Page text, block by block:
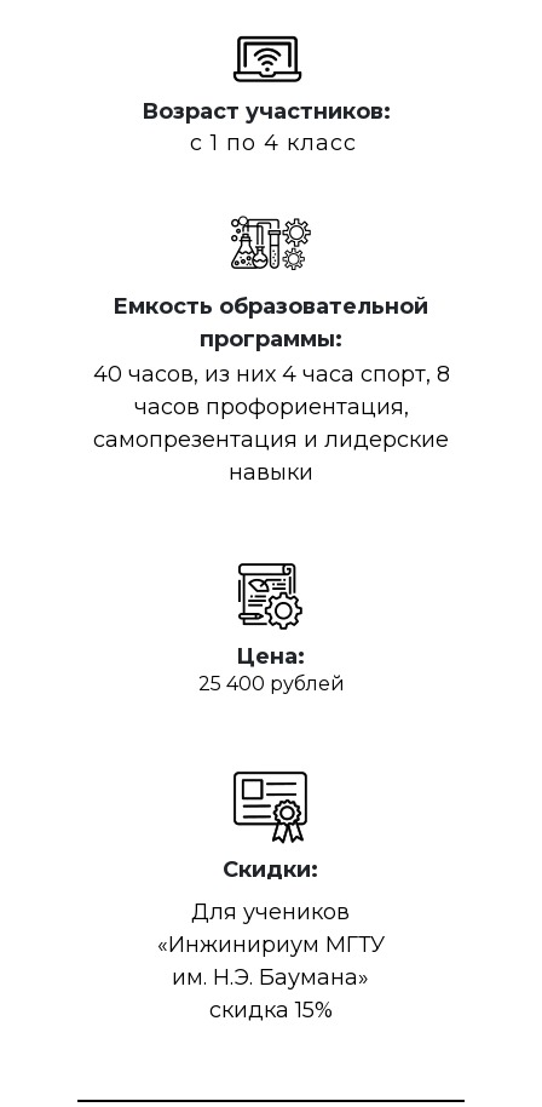
Возраст участников:
с 1 по 4 класс
Емкость образовательной
программы:
40 часов, из них 4 часа спорт, 8
часов профориентация,
самопрезентация и лидерские
навыки
Цена:
25 400 рублей
Скидки:
Для учеников
«Инжинириум МГТУ
им. Н.Э. Баумана»
скидка 15%